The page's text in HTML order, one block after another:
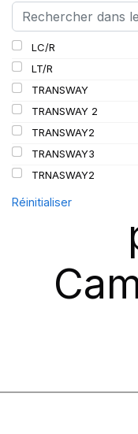
LC/R
LT/R
TRANSWAY
TRANSWAY 2
TRANSWAY2
TRANSWAY3
TRNASWAY2
Réinitialiser